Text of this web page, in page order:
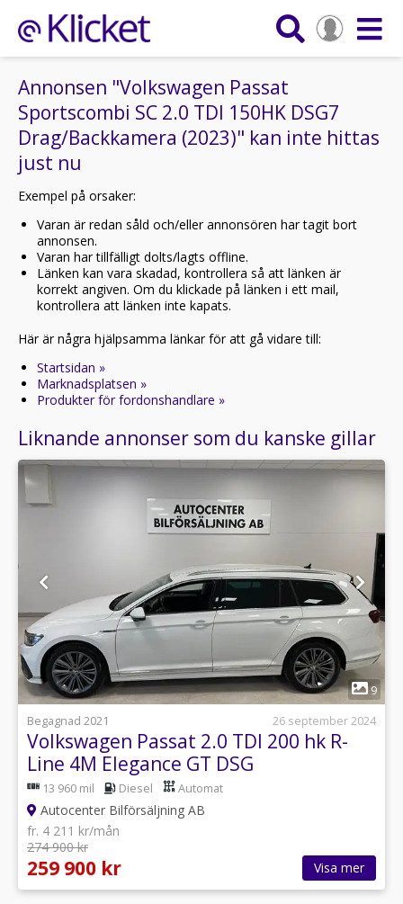
Annonsen "Volkswagen Passat
Sportscombi SC 2.0 TDI 150HK DSG7
Drag/Backkamera (2023)" kan inte hittas
just nu
Exempel på orsaker:
Varan är redan såld och/eller annonsören har tagit bort
annonsen.
Varan har tillfälligt dolts/lagts offline.
Länken kan vara skadad, kontrollera så att länken är
korrekt angiven. Om du klickade på länken i ett mail,
kontrollera att länken inte kapats.
Här är några hjälpsamma länkar för att gå vidare till:
Startsidan »
Marknadsplatsen »
Produkter för fordonshandlare »
Liknande annonser som du kanske gillar
1
9
Begagnad 2021
26 september 2024
Volkswagen Passat 2.0 TDI 200 hk R-
Line 4M Elegance GT DSG
13 960 mil Diesel Automat
Autocenter Bilförsäljning AB
fr. 4 211 kr/mån
274 900 kr
259 900 kr Visa mer